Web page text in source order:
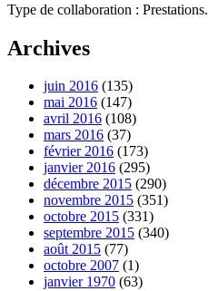
Type de collaboration : Prestations.
Archives
juin 2016 (135)
mai 2016 (147)
avril 2016 (108)
mars 2016 (37)
février 2016 (173)
janvier 2016 (295)
décembre 2015 (290)
novembre 2015 (351)
octobre 2015 (331)
septembre 2015 (340)
août 2015 (77)
octobre 2007 (1)
janvier 1970 (63)